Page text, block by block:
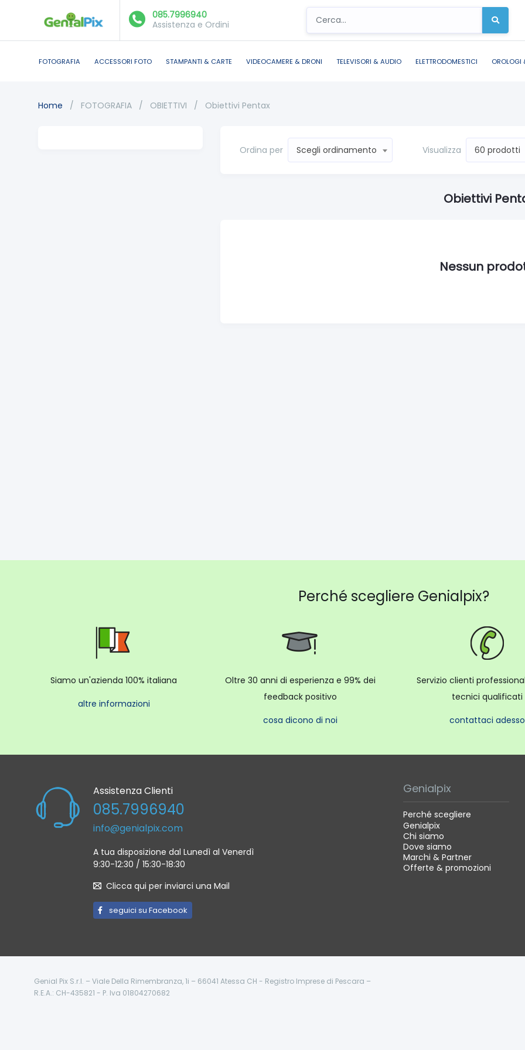
085.7996940
Assistenza e Ordini
FOTOGRAFIA ACCESSORI FOTO STAMPANTI & CARTE VIDEOCAMERE & DRONI TELEVISORI & AUDIO ELETTRODOMESTICI OROLOGI
Home / FOTOGRAFIA / OBIETTIVI / Obiettivi Pentax
Ordina per Scegli ordinamento Visualizza 60 prodotti
Obiettivi
Nessun
Perché scegliere Genialpix?
Siamo un'azienda 100% italiana
altre informazioni
Oltre 30 anni di esperienza e 99% dei
feedback positivo
cosa dicono di noi
Servizio clienti
tecnici qualificati
contattaci adesso
Assistenza Clienti
085.7996940
info@genialpix.com
A tua disposizione dal Lunedì al Venerdì
9:30-12:30 / 15:30-18:30
Clicca qui per inviarci una Mail
seguici su Facebook
Genialpix
Perché scegliere
Genialpix
Chi siamo
Dove siamo
Marchi & Partner
Offerte & promozioni
Genial Pix S.r.l. – Viale Della Rimembranza, 1i – 66041 Atessa CH - Registro Imprese di Pescara –
R.E.A.: CH-435821 - P. Iva 01804270682